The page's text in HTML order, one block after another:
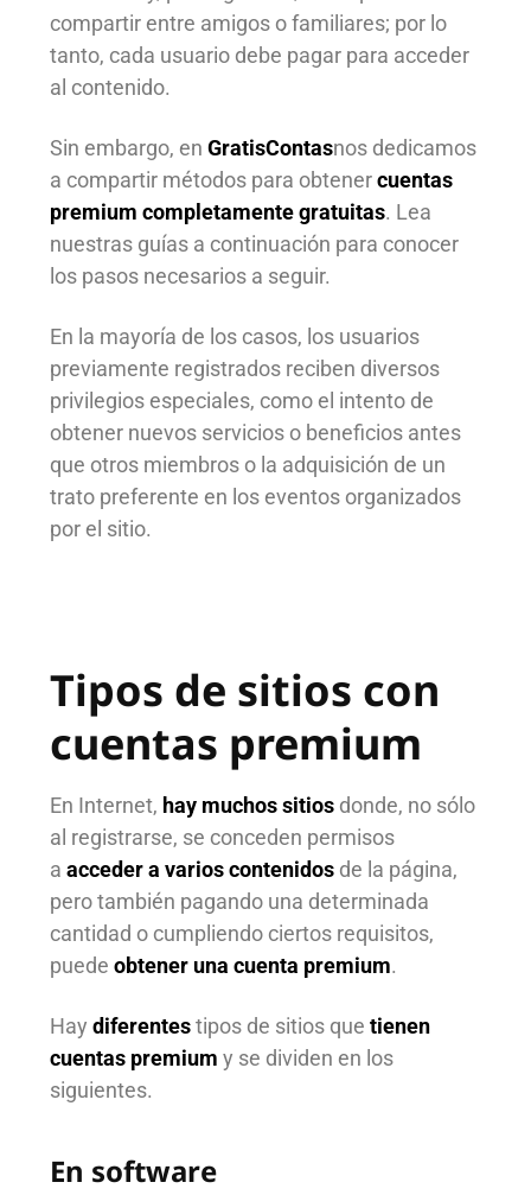
compartir entre amigos o familiares; por lo
tanto, cada usuario debe pagar para acceder
al contenido.
Sin embargo, en GratisContasnos dedicamos
a compartir métodos para obtenercuentas
premium completamente gratuitas. Lea
nuestras guías a continuación para conocer
los pasos necesarios a seguir.
En la mayoría de los casos, los usuarios
previamente registrados reciben diversos
privilegios especiales, como el intento de
obtener nuevos servicios o beneficios antes
que otros miembros o la adquisición de un
trato preferente en los eventos organizados
por el sitio.
Tipos de sitios con
cuentas premium
En Internet, hay muchos sitios donde, no sólo
al registrarse, se conceden permisos
a acceder a varios contenidos de la página,
pero también pagando una determinada
cantidad o cumpliendo ciertos requisitos,
puede obtener una cuenta premium.
Hay diferentestipos de sitios que tienen
cuentas premium y se dividen en los
siguientes.
En software